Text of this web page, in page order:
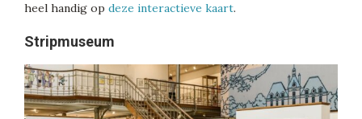
heel handig op deze interactieve kaart.
Stripmuseum